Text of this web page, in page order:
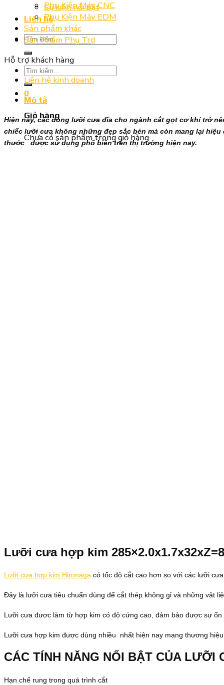
Sự kiện nổi bật
Liên hệ
Tìm
kiếm:
Tìm
kiếm:
0
Giỏ hàng
Chưa có sản phẩm trong giỏ hàng.
Phụ Kiện Máy CNC
Phụ Kiện Máy EDM
Sản phẩm khác
Sản Phẩm Phụ Trợ
Hỗ trợ khách hàng
Liên hệ kinh doanh
Mô tả
Hiện nay, các dòng lưỡi cưa đĩa cho ngành cắt gọt cơ khí trở
chiếc lưỡi cưa không những đẹp sắc bén mà còn mang lại
thước được sử dụng phổ biến trên thị trường hiện nay.
Lưỡi cưa hợp kim
Lưỡi cưa hợp kim Hironaga có tốc độ cắt cao hơn so với các lưỡi
Đây là lưỡi cưa tiêu chuẩn dùng để cắt thép không gỉ và những vật
Lưỡi cưa được làm từ hợp kim có độ cứng cao, đảm bảo được sự
Lưỡi cưa hợp kim được dùng nhiều nhất hiện nay mang thương
CÁC TÍNH NĂNG NỔI BẬT CỦA LƯỠI
Hạn chế rung trong quá trình cắt